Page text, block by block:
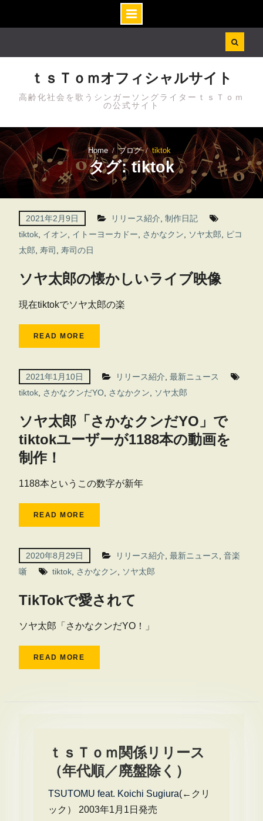
ｔｓＴｏｍオフィシャルサイト
高齢化社会を歌うシンガーソングライターｔｓＴｏｍ
の公式サイト
Home ブログ tiktok
タグ: tiktok
2021年2月9日 リリース紹介 制作日記
tiktok, イオン イトーヨーカドー さかなクン ソヤ太郎
ピコ
太郎 寿司 寿司の日
ソヤ太郎の懐かしいライブ映像
現在tiktokでソヤ太郎の楽
READ MORE
2021年1月10日 リリース紹介 最新ニュース
tiktok, さかなクンだYO, さなかクン ソヤ太郎
ソヤ太郎「さかなクンだYO」で
tiktokユーザーが1188本の動画を
制作！
1188本というこの数字が新年
READ MORE
2020年8月29日 リリース紹介 最新ニュース
音楽
噺
tiktok, さかなクン ソヤ太郎
TikTokで愛されて
ソヤ太郎「さかなクンだYO！」
READ MORE
ｔｓＴｏｍ関係リリース
（年代順／廃盤除く）
TSUTOMU feat. Koichi Sugiura(←クリ
ック） 2003年1月1日発売